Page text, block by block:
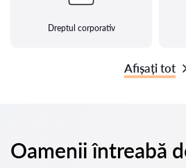
Dreptul corporativ
Afișați tot
Oamenii întreabă